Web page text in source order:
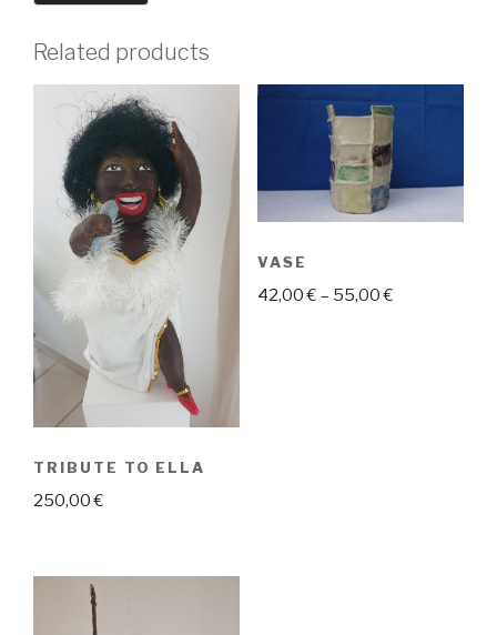
Related products
TRIBUTE TO ELLA
250,00€
VASE
42,00€ – 55,00€